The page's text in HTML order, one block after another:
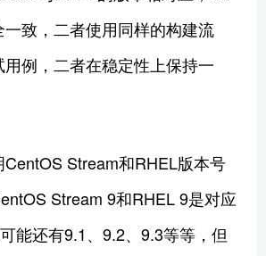
致，二者使用同样的构建流
例，二者在稳定性上保持一
Stream和RHEL版本号
Stream 9和RHEL 9是对应
能还有9.1、9.2、9.3等等，但